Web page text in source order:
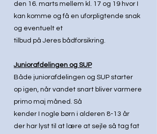
den 16. marts mellem kl. 17 og 19 hvor I
kan komme og få en uforpligtende snak
og eventuelt et
tilbud på Jeres bådforsikring.
Juniorafdelingen og SUP
Både juniorafdelingen og SUP starter
op igen, når vandet snart bliver varmere
primo maj måned. Så
kender I nogle børn i alderen 8-13 år
der har lyst til at lære at sejle så tag fat